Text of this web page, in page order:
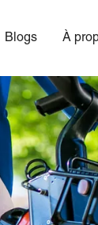
Blogs À